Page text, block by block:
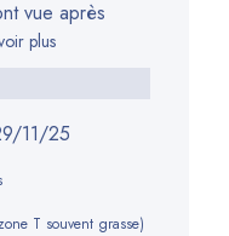
vue après
plus
Date
11/25
T souvent grasse)